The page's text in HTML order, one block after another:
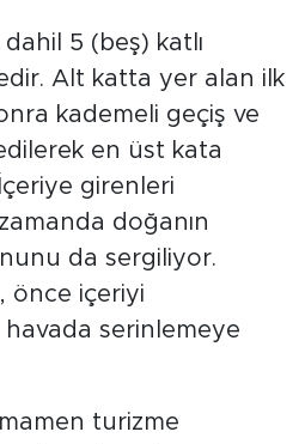
5 (beş) katlı
Alt katta yer alan ilk
kademeli geçiş ve
en üst kata
girenleri
doğanın
da sergiliyor.
önce içeriyi
havada serinlemeye
turizme